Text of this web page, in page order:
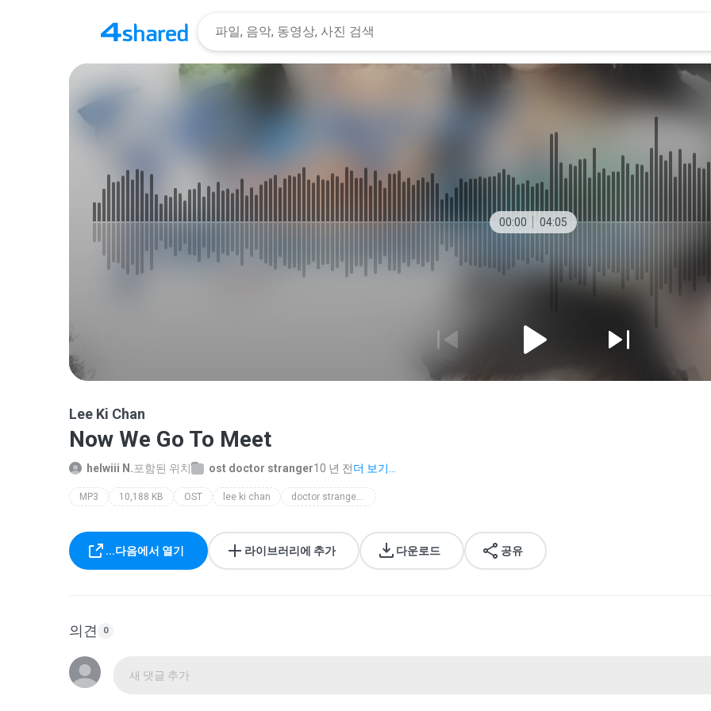
00:00 04:05
Lee Ki Chan
Now We Go To Meet
helwiii N.포함된 위치 ost doctor stranger10 년 전더 보기...
MP3 10,188 KB OST lee ki chan doctor stranger ost
...다음에서 열기 라이브러리에 추가 다운로드 공유
의견 0
새 댓글 추가